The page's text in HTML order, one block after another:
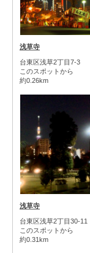
浅草寺
台東区浅草2丁目7-3
このスポットから
約0.26km
浅草寺
台東区浅草2丁目30-11
このスポットから
約0.31km